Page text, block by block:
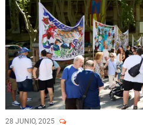
28 JUNIO, 2025